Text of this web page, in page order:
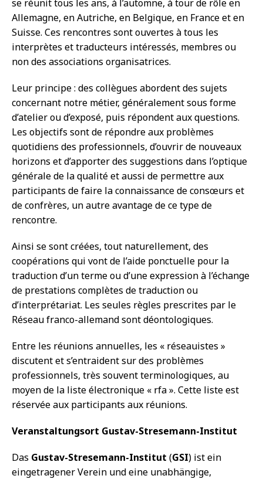
se réunit tous les ans, à l’automne, à tour de rôle en
Allemagne, en Autriche, en Belgique, en France et en
Suisse. Ces rencontres sont ouvertes à tous les
interprètes et traducteurs intéressés, membres ou
non des associations organisatrices.
Leur principe : des collègues abordent des sujets
concernant notre métier, généralement sous forme
d’atelier ou d’exposé, puis répondent aux questions.
Les objectifs sont de répondre aux problèmes
quotidiens des professionnels, d’ouvrir de nouveaux
horizons et d’apporter des suggestions dans l’optique
générale de la qualité et aussi de permettre aux
participants de faire la connaissance de consœurs et
de confrères, un autre avantage de ce type de
rencontre.
Ainsi se sont créées, tout naturellement, des
coopérations qui vont de l’aide ponctuelle pour la
traduction d’un terme ou d’une expression à l’échange
de prestations complètes de traduction ou
d’interprétariat. Les seules règles prescrites par le
Réseau franco-allemand sont déontologiques.
Entre les réunions annuelles, les « réseauistes »
discutent et s’entraident sur des problèmes
professionnels, très souvent terminologiques, au
moyen de la liste électronique « rfa ». Cette liste est
réservée aux participants aux réunions.
Veranstaltungsort Gustav-Stresemann-Institut
Das Gustav-Stresemann-Institut (GSI) ist ein
eingetragener Verein und eine unabhängige,